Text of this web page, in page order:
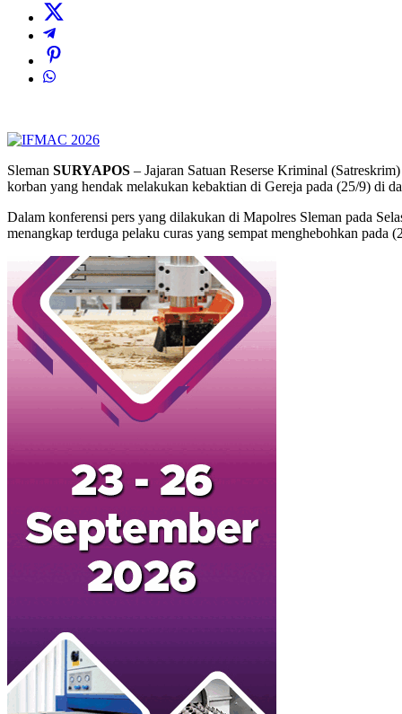
Sleman SURYAPOS – Jajaran Satuan Reserse Kriminal
korban yang hendak melakukan kebaktian di Gereja pada (25/9) di
Dalam konferensi pers yang dilakukan di Mapolres Sleman pada
menangkap terduga pelaku curas yang sempat menghebohkan